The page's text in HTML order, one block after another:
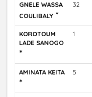
GNELE WASSA
COULIBALY *
32
KOROTOUM
LADE SANOGO
*
1
AMINATA KEITA
*
5